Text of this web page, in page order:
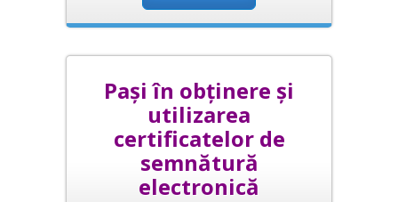
Pași în obținere și
utilizarea
certificatelor de
semnătură
electronică